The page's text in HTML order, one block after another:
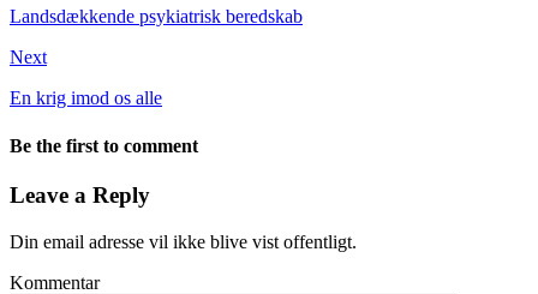
Landsdækkende psykiatrisk beredskab
Next
En krig imod os alle
Be the first to comment
Leave a Reply
Din email adresse vil ikke blive vist offentligt.
Kommentar